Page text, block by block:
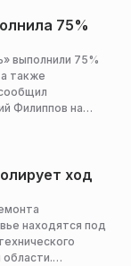
75%
выполнили 75%
также
Филиппов на
ход
находятся под